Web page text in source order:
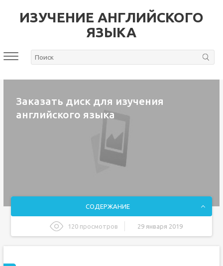
ИЗУЧЕНИЕ АНГЛИЙСКОГО
ЯЗЫКА
Заказать диск для изучения
английского языка
СОДЕРЖАНИЕ
120 просмотров 29 января 2019